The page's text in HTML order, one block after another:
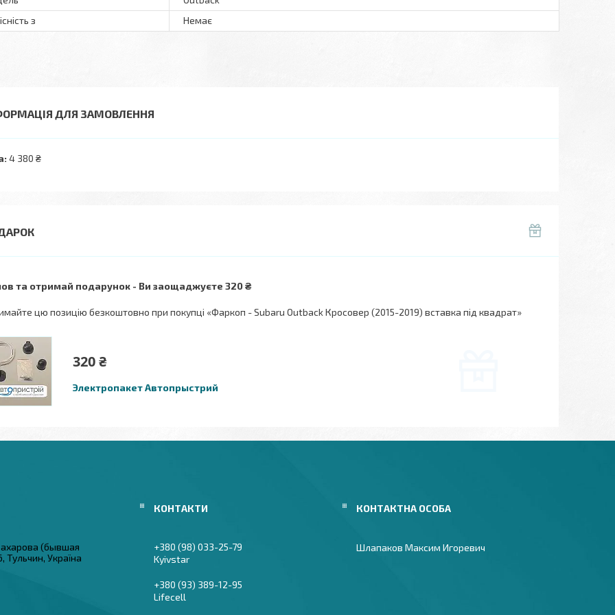
з
Немає
ДЛЯ ЗАМОВЛЕННЯ
4 380 ₴
та отримай подарунок Ви заощаджуєте 320 ₴
цю позицію безкоштовно при покупці «Фаркоп - Subaru Outback Кросовер (2015-2019) вставка під квадрат»
320 ₴
Электропакет Автопрыстрий
(бывшая
Тульчин, Україна
+380 (98) 033-25-79
Kyivstar
+380 (93) 389-12-95
Lifecell
Шлапаков Максим Игоревич